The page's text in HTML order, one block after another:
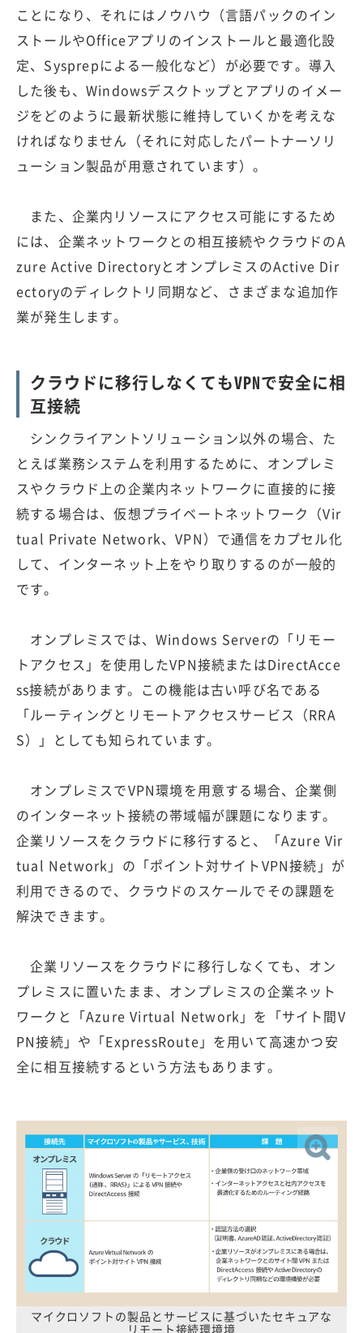
ことになり、それにはノウハウ（言語パックのイン
ストールやOfficeアプリのインストールと最適化設
定、Sysprepによる一般化など）が必要です。導入
した後も、Windowsデスクトップとアプリのイメー
ジをどのように最新状態に維持していくかを考えな
ければなりません（それに対応したパートナーソリ
ューション製品が用意されています）。
また、企業内リソースにアクセス可能にするため
には、企業ネットワークとの相互接続やクラウドのA
zure Active DirectoryとオンプレミスのActive Dir
ectoryのディレクトリ同期など、さまざまな追加作
業が発生します。
クラウドに移行しなくてもVPNで安全に相
互接続
シンクライアントソリューション以外の場合、た
とえば業務システムを利用するために、オンプレミ
スやクラウド上の企業内ネットワークに直接的に接
続する場合は、仮想プライベートネットワーク（Vir
tual Private Network、VPN）で通信をカプセル化
して、インターネット上をやり取りするのが一般的
です。
オンプレミスでは、Windows Serverの「リモー
トアクセス」を使用したVPN接続またはDirectAcce
ss接続があります。この機能は古い呼び名である
「ルーティングとリモートアクセスサービス（RRA
S）」としても知られています。
オンプレミスでVPN環境を用意する場合、企業側
のインターネット接続の帯域幅が課題になります。
企業リソースをクラウドに移行すると、「Azure Vir
tual Network」の「ポイント対サイトVPN接続」が
利用できるので、クラウドのスケールでその課題を
解決できます。
企業リソースをクラウドに移行しなくても、オン
プレミスに置いたまま、オンプレミスの企業ネット
ワークと「Azure Virtual Network」を「サイト間V
PN接続」や「ExpressRoute」を用いて高速かつ安
全に相互接続するという方法もあります。
マイクロソフトの製品とサービスに基づいたセキュアな
リモート接続環境境